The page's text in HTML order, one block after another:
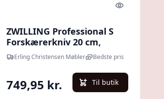
Quick look
ZWILLING Professional S
Forskærerkniv 20 cm,
Glatslebet : Erling
Christensen Møbler
Erling Christensen Møbler Bedste pris
749,95 kr. Til butik